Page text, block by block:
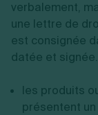
verbalement,
une lettre de
est consignée
datée et
les produits
présentent